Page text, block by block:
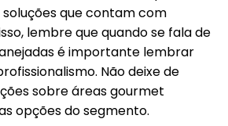
que contam com
lembre que quando se fala de
é importante lembrar
Não deixe de
sobre áreas gourmet
opções do segmento.